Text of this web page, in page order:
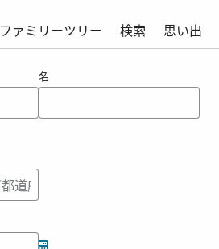
ファミリーツリー 検索
思い出
名